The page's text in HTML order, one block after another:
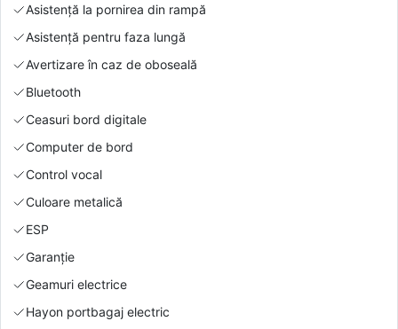
Asistență la pornirea din rampă
Asistență pentru faza lungă
Avertizare în caz de oboseală
Bluetooth
Ceasuri bord digitale
Computer de bord
Control vocal
Culoare metalică
ESP
Garanție
Geamuri electrice
Hayon portbagaj electric